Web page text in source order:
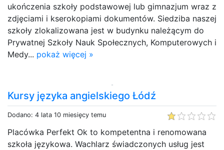
ukończenia szkoły podstawowej lub gimnazjum wraz z
zdjęciami i kserokopiami dokumentów. Siedziba naszej
szkoły zlokalizowana jest w budynku należącym do
Prywatnej Szkoły Nauk Społecznych, Komputerowych i
Medy... pokaż więcej »
Kursy języka angielskiego Łódź
Dodano: 4 lata 10 miesięcy temu
Placówka Perfekt Ok to kompetentna i renomowana
szkoła językowa. Wachlarz świadczonych usług jest